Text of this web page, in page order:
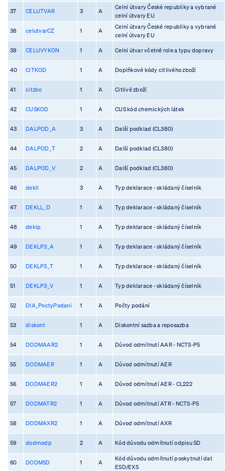
37 CELUTVAR 3 A
Celní útvary České republiky a vybrané
celní útvary EU
38 celutvarCZ 1 A
Celní útvary České republiky a vybrané
celní útvary EU
39 CELUVYKON 1 A Celní útvar včetně role a typu dopravy
40 CITKOD 1 A Doplňkové kódy citlivého zboží
41 citzbo 1 A Citlivé zboží
42 CUSKOD 1 A CUS kód chemických látek
43 DALPOD_A 3 A Další podklad (CL380)
44 DALPOD_T 2 A Další podklad (CL380)
45 DALPOD_V 2 A Další podklad (CL380)
46 dekll 3 A Typ deklarace - skládaný číselník
47 DEKLL_D 1 A Typ deklarace - skládaný číselník
48 deklp 1 A Typ deklarace - skládaný číselník
49 DEKLP3_A 1 A Typ deklarace - skládaný číselník
50 DEKLP3_T 1 A Typ deklarace - skládaný číselník
51 DEKLP3_V 1 A Typ deklarace - skládaný číselník
52 DIA_PoctyPodani 1 A Počty podání
53 diskont 1 A Diskontní sazba a reposazba
54 DODMAAR2 1 A Důvod odmítnutí AAR - NCTS-P5
55 DODMAER 1 A Důvod odmítnutí AER
56 DODMAER2 1 A Důvod odmítnutí AER - CL222
57 DODMATR2 1 A Důvod odmítnutí ATR - NCTS-P5
58 DODMAXR2 1 A Důvod odmítnutí AXR
59 dodmodp 2 A Kód důvodu odmítnutí odpisu SD
60 DODMSD 1 A
Kód důvodu odmítnutí poskytnutí dat
ESD/EXS